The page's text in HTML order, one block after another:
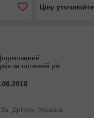
Ціну уточнюйте
за останній рік
Дніпро, Україна